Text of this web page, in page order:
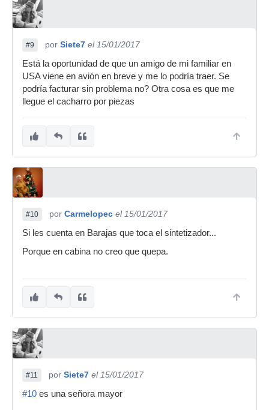
#9 por Siete7 el 15/01/2017
Está la oportunidad de que un amigo de mi familiar en
USA viene en avión en breve y me lo podría traer. Se
podría facturar sin problema no? Otra cosa es que me
llegue el cacharro por piezas
#10 por Carmelopec el 15/01/2017
Si les cuenta en Barajas que toca el sintetizador...
Porque en cabina no creo que quepa.
#11 por Siete7 el 15/01/2017
#10 es una señora mayor